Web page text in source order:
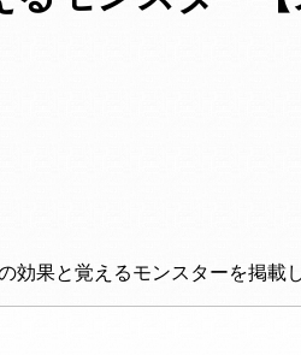
果と覚えるモンスターを掲載